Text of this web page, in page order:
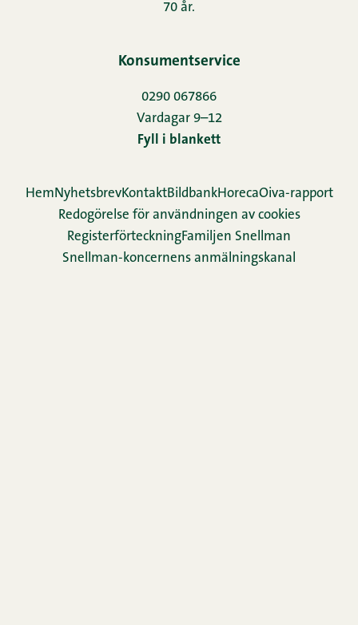
70 år.
Konsumentservice
0290 067866
Vardagar 9–12
Fyll i blankett
HemNyhetsbrevKontaktBildbankHorecaOiva-rapport
Redogörelse för användningen av cookies
Re­gis­ter­för­teck­ningFamiljen Snellman
Snellman-koncernens anmälningskanal